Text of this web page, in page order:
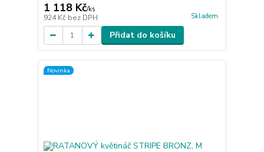
1 118 Kč/ks
924 Kč bez DPH Skladem
Přidat do košíku
Novinka